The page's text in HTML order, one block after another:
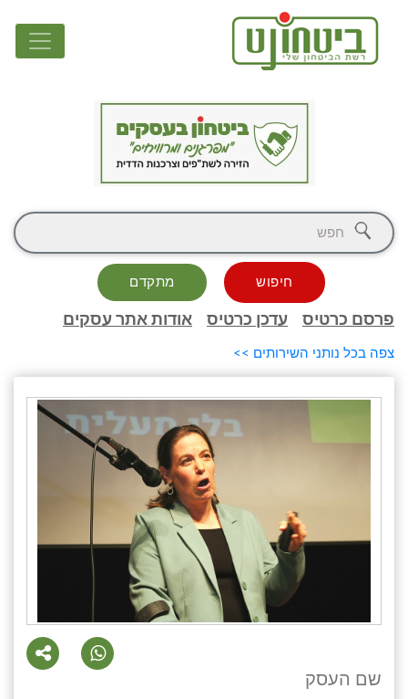
חיפוש מתקדם
פרסם כרטיס עדכן כרטיס אודות אתר עסקים
צפה בכל נותני השירותים >>
שם העסק